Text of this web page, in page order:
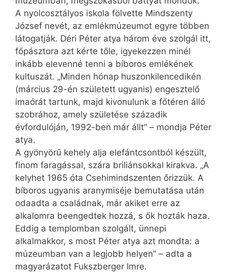
A nyolcosztályos iskola fölvette Mindszenty
József nevét, az emlékmúzeumot egyre többen
látogatják. Déri Péter atya három éve szolgál itt,
főpásztora azt kérte tőle, igyekezzen minél
inkább elevenné tenni a bíboros emlékének
kultuszát. „Minden hónap huszonkilencedikén
(március 29-én született ugyanis) engesztelő
imaórát tartunk, majd kivonulunk a főtéren álló
szobrához, amely születése századik
évfordulóján, 1992-ben már állt” – mondja Péter
atya.
A gyönyörű kehely alja elefántcsontból készült,
finom faragással, szára briliánsokkal kirakva. „A
kelyhet 1965 óta Csehimindszenten őrizzük. A
bíboros ugyanis aranymiséje bemutatása után
odaadta a családnak, már akiket erre az
alkalomra beengedtek hozzá, s ők hozták haza.
Eddig a templomban szolgált, ünnepi
alkalmakkor, s most Péter atya azt mondta: a
múzeumban van a legjobb helyen” – adta a
magyarázatot Fuksz­ber­ger Imre.